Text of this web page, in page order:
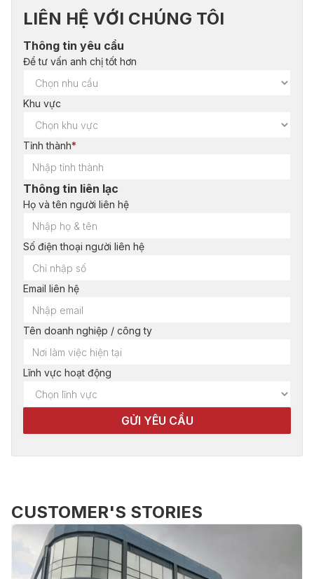
LIÊN HỆ VỚI CHÚNG TÔI
Thông tin yêu cầu
Để tư vấn anh chị tốt hơn
Khu vực
Tỉnh thành*
Thông tin liên lạc
Họ và tên người liên hệ
Số điện thoại người liên hệ
Email liên hệ
Tên doanh nghiệp / công ty
Lĩnh vực hoạt động
CUSTOMER'S STORIES